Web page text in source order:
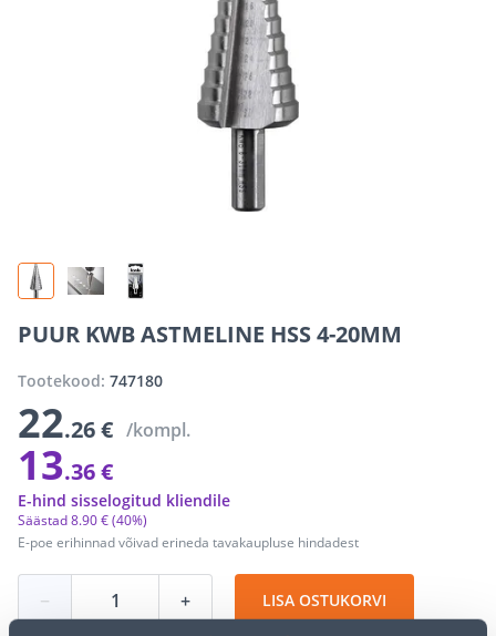
PUUR KWB ASTMELINE HSS 4-20MM
Tootekood: 747180
22.26 € /kompl.
13.36 €
E-poe erihinnad võivad erineda tavakaupluse hindadest
Säästad8.90 €(40%)
E-hind sisselogitud kliendile
− + LISA OSTUKORVI